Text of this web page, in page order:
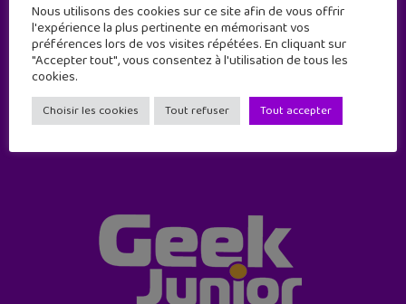
Abonne-toi !
11 numéros par an
JE M'ABONNE !
Nous utilisons des cookies sur ce site afin de vous offrir
l'expérience la plus pertinente en mémorisant vos
préférences lors de vos visites répétées. En cliquant sur
"Accepter tout", vous consentez à l'utilisation de tous les
cookies.
Choisir les cookies Tout refuser Tout accepter